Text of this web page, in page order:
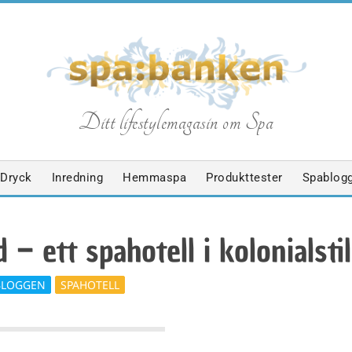
p
a
b
Ditt lifestylemagasin om Spa
Inredning Hemmaspa Produkttester
– ett spahotell i kolonialstil
SPAHOTELL